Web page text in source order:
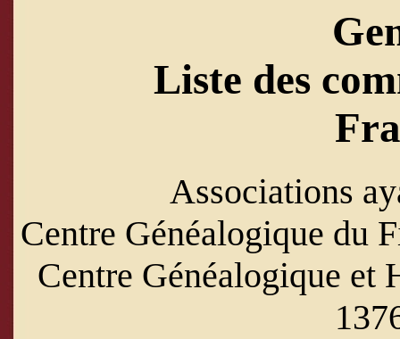
Liste des
Associations
Centre Généalogique du
Centre Généalogique et